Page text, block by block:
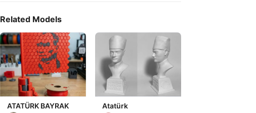
Related Models
ATATÜRK BAYRAK Atatürk